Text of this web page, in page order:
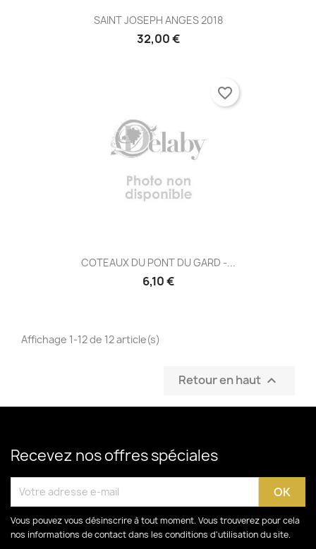
SAINT JOSEPH ANGES 2018
32,00 €
COTEAUX DU PONT DU GARD -...
6,10 €
favorite_border
Affichage 1-12 de 12 article(s)
Retour en haut 
Recevez nos offres spéciales
Vous pouvez vous désinscrire à tout moment. Vous trouverez pour cela
nos informations de contact dans les conditions d'utilisation du site.